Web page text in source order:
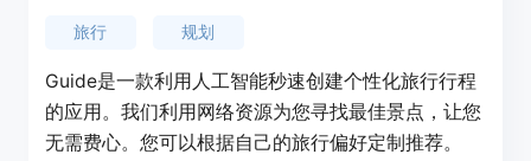
旅行 规划
Guide是一款利用人工智能秒速创建个性化旅行行程
的应用。我们利用网络资源为您寻找最佳景点，让您
无需费心。您可以根据自己的旅行偏好定制推荐。